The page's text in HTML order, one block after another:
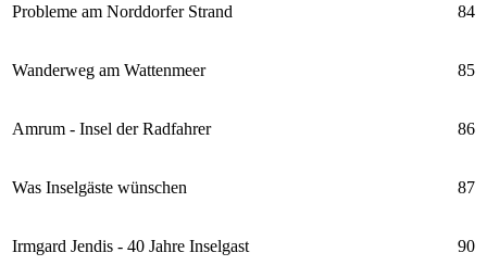
Probleme am Norddorfer Strand 84
Wanderweg am Wattenmeer 85
Amrum - Insel der Radfahrer 86
Was Inselgäste wünschen 87
Irmgard Jendis - 40 Jahre Inselgast 90